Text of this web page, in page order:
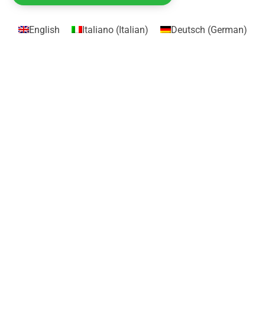
English Italiano(Italian) Deutsch (German)